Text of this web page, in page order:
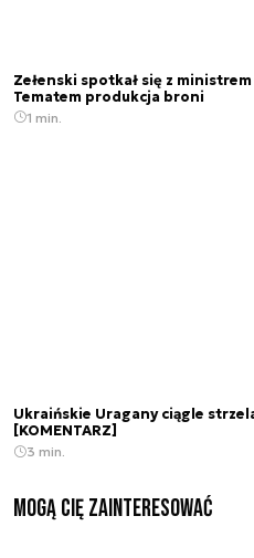
Zełenski spotkał się z
Tematem produkcja broni
1 min.
Ukraińskie Uragany ciągle
[KOMENTARZ]
3 min.
Mogą Cię zainteresować